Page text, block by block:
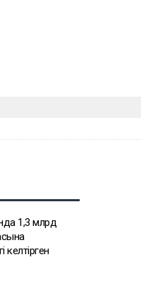
1,3 млрд
келтірген